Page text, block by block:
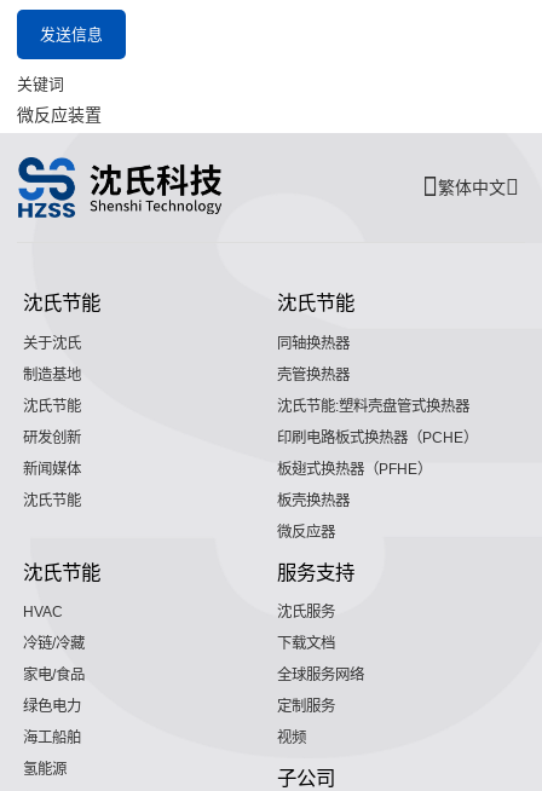
发送信息
关键词
微反应装置
繁体中文
沈氏节能
关于沈氏
制造基地
沈氏节能
研发创新
新闻媒体
沈氏节能
沈氏节能
同轴换热器
壳管换热器
沈氏节能:塑料壳盘管式换热器
印刷电路板式换热器（PCHE）
板翅式换热器（PFHE）
板壳换热器
微反应器
沈氏节能
HVAC
冷链/冷藏
家电/食品
绿色电力
海工船舶
氢能源
服务支持
沈氏服务
下载文档
全球服务网络
定制服务
视频
子公司